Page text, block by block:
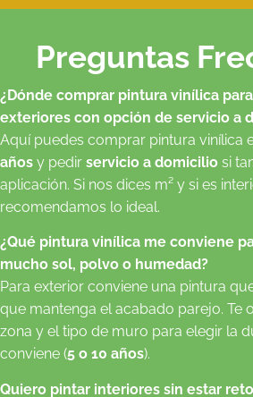
Preguntas
¿Dónde comprar pintura vinílica
exteriores con opción de servicio a
Aquí puedes comprar pintura vinílica
años y pedir servicio a domicilio si
aplicación. Si nos dices m² y si es
recomendamos lo ideal.
¿Qué pintura vinílica me conviene
mucho sol, polvo o humedad?
Para exterior conviene una pintura
que mantenga el acabado parejo. Te
zona y el tipo de muro para elegir la
conviene (5 o 10 años).
Quiero pintar interiores sin estar